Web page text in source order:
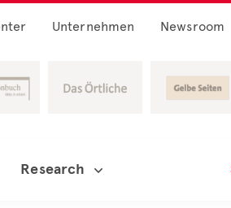
Unternehmen Newsroom
Research